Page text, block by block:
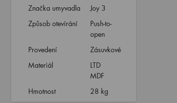
Značka umyvadla
Joy 3
Způsob otevírání
Push-to-
open
Provedení
Zásuvkové
Materiál
LTD
MDF
Hmotnost
28 kg